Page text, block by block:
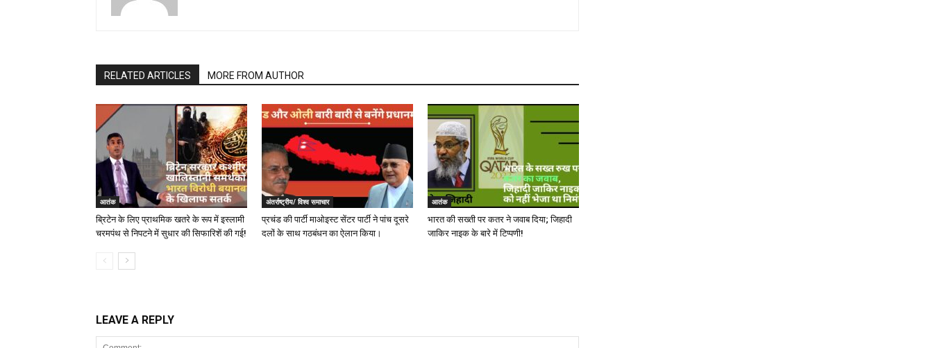
RELATED ARTICLES MORE FROM AUTHOR
आतंक
ब्रिटेन के लिए प्राथमिक खतरे के रूप में इस्लामी
चरमपंथ से निपटने में सुधार की सिफारिशें की गई!
अंतर्राष्ट्रीय/ विश्व समाचार
प्रचंड की पार्टी माओइस्ट सेंटर पार्टी ने पांच दूसरे
दलों के साथ गठबंधन का ऐलान किया।
आतंक
भारत की सख्‍ती पर कतर ने जवाब दिया; जिहादी
जाकिर नाइक के बारे में टिप्पणी!
LEAVE A REPLY